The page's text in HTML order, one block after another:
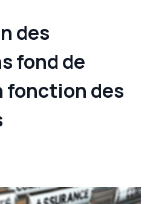
des
fond de
fonction des